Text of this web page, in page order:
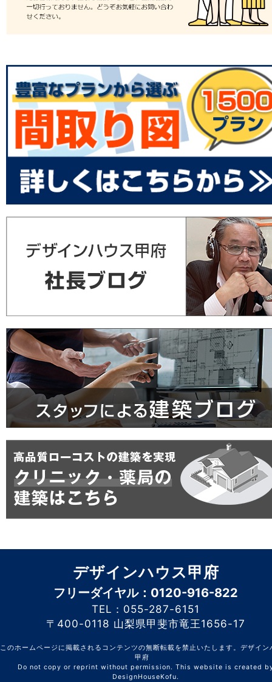
デザインハウス甲府
フリーダイヤル：0120-916-822
TEL：055-287-6151
〒400-0118 山梨県甲斐市竜王1656-17
このホームページに掲載されるコンテンツの無断転載を禁止いたします。デザイン
甲府
Do not copy or reprint without permission. This website is created
DesignHouseKofu.